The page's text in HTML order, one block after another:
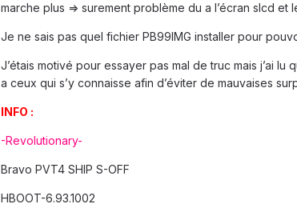
marche plus => surement problème du a l’écran slcd
Je ne sais pas quel fichier PB99IMG installer pour
J’étais motivé pour essayer pas mal de truc mais j’ai
a ceux qui s’y connaisse afin d’éviter de mauvaises
INFO :
-Revolutionary-
Bravo PVT4 SHIP S-OFF
HBOOT-6.93.1002